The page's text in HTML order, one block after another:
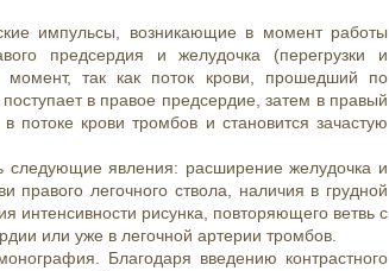
импульсы, возникающие в момент работы
предсердия и желудочка (перегрузки и
так как поток крови, прошедший по
в правое предсердие, затем в правый
крови тромбов и становится зачастую
следующие явления: расширение желудочка и
правого легочного ствола, наличия в грудной
интенсивности рисунка, повторяющего ветвь с
или уже в легочной артерии тромбов.
Благодаря введению контрастного